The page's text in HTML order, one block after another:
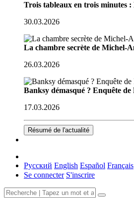
Trois tableaux en trois minutes
30.03.2026
La chambre secrète de Michel-
26.03.2026
Banksy démasqué ? Enquête
17.03.2026
Résumé de l'actualité
Русский English Español Français
Se connecter S'inscrire